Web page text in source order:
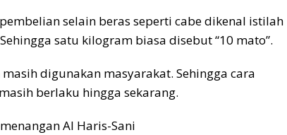
selain beras seperti cabe dikenal istilah
satu kilogram biasa disebut “10 mato”.
digunakan masyarakat. Sehingga cara
berlaku hingga sekarang.
Al Haris-Sani